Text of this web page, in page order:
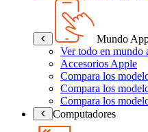
Mundo
Ver todo en mundo
Accesorios Apple
Compara los
Compara los
Compara los
Computadores